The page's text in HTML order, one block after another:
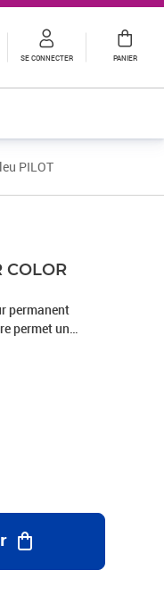
SE CONNECTER PANIER
PILOT
permanent
permet un
constant: fini
à la gamme